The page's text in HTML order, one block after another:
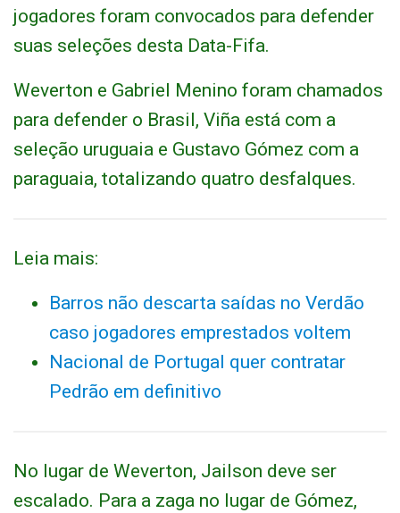
jogadores foram convocados para defender
suas seleções desta Data-Fifa.
Weverton e Gabriel Menino foram chamados
para defender o Brasil, Viña está com a
seleção uruguaia e Gustavo Gómez com a
paraguaia, totalizando quatro desfalques.
Leia mais:
Barros não descarta saídas no Verdão
caso jogadores emprestados voltem
Nacional de Portugal quer contratar
Pedrão em definitivo
No lugar de Weverton, Jailson deve ser
escalado. Para a zaga no lugar de Gómez,